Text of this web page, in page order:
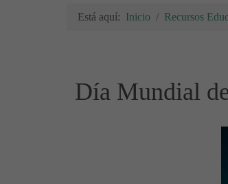
Está aquí: Inicio Recursos
Día Mundial